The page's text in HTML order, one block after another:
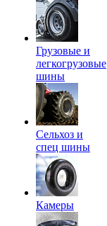
Грузовые и
легкогрузовые
шины
Сельхоз и
спец шины
Камеры